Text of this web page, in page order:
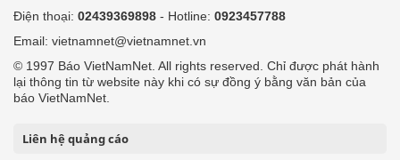
Điện thoại: 02439369898 - Hotline: 0923457788
Email: vietnamnet@vietnamnet.vn
© 1997 Báo VietNamNet. All rights reserved. Chỉ được phát hành
lại thông tin từ website này khi có sự đồng ý bằng văn bản của
báo VietNamNet.
Liên hệ quảng cáo